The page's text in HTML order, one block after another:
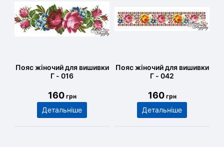
Пояс жіночий для вишивки
Г - 016
160грн
Детальніше
Пояс жіночий для вишивки
Г - 042
160грн
Детальніше